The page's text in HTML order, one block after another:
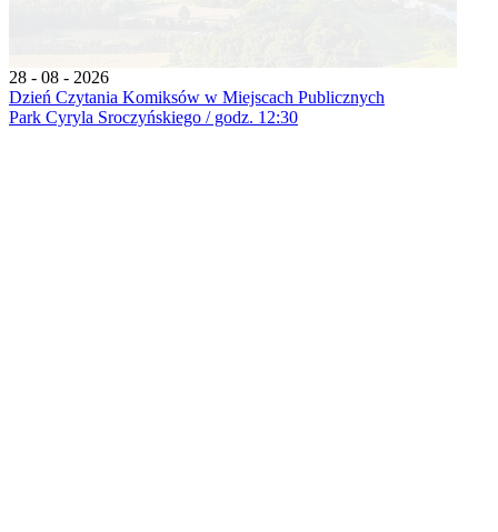
28 - 08 - 2026
Dzień Czytania Komiksów w Miejscach Publicznych
Park Cyryla Sroczyńskiego / godz. 12:30